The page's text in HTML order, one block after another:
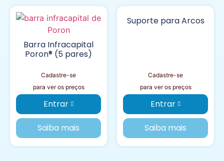
Barra Infracapital
Poron® (5 pares)
Cadastre-se
para ver os preços
Entrar
Saiba mais
Suporte para Arcos
Cadastre-se
para ver os preços
Entrar
Saiba mais